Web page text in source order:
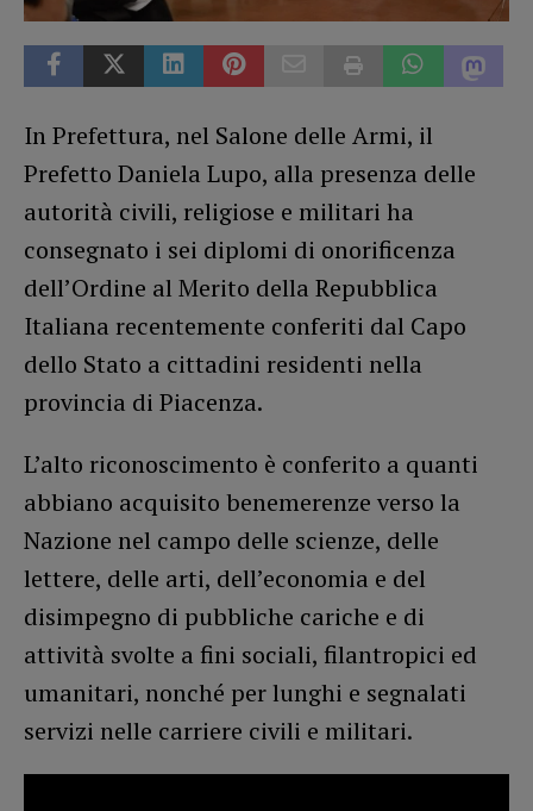
In Prefettura, nel Salone delle Armi, il
Prefetto Daniela Lupo, alla presenza delle
autorità civili, religiose e militari ha
consegnato i sei diplomi di onorificenza
dell’Ordine al Merito della Repubblica
Italiana recentemente conferiti dal Capo
dello Stato a cittadini residenti nella
provincia di Piacenza.
L’alto riconoscimento è conferito a quanti
abbiano acquisito benemerenze verso la
Nazione nel campo delle scienze, delle
lettere, delle arti, dell’economia e del
disimpegno di pubbliche cariche e di
attività svolte a fini sociali, filantropici ed
umanitari, nonché per lunghi e segnalati
servizi nelle carriere civili e militari.